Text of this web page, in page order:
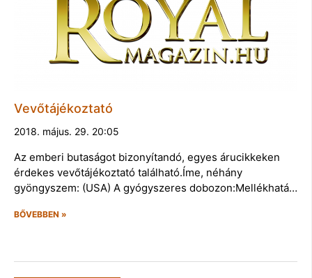
Vevőtájékoztató
2018. május. 29. 20:05
Az emberi butaságot bizonyítandó, egyes árucikkeken
érdekes vevőtájékoztató található.Íme, néhány
gyöngyszem: (USA) A gyógyszeres dobozon:Mellékhatá…
BŐVEBBEN »